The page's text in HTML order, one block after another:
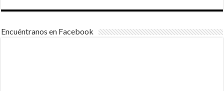
Encuéntranos en Facebook